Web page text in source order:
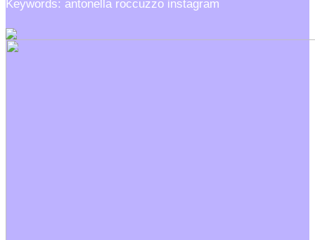
Keywords: antonella roccuzzo instagram